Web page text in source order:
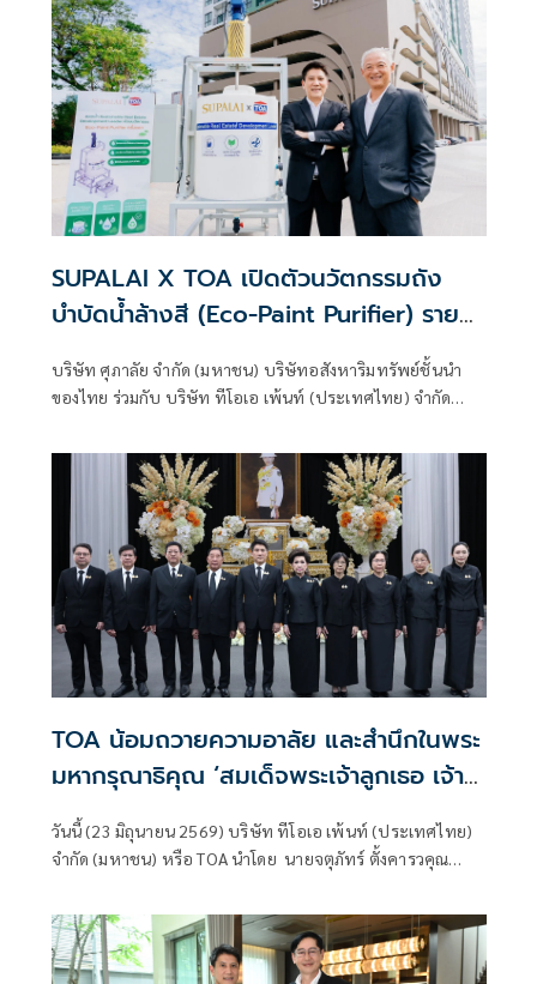
โครงการและวิทยานิพนธ์ของนิสิตจุฬาฯ ครั้งแรกใน
ประเทศไทย จาก 5 คณะชั้นนำ
SUPALAI X TOA เปิดตัวนวัตกรรมถัง
บำบัดน้ำล้างสี (Eco-Paint Purifier) ราย
ผู้นำ Sustainable Real Estate
บริษัท ศุภาลัย จำกัด (มหาชน) บริษัทอสังหาริมทรัพย์ชั้นนำ
ของไทย ร่วมกับ บริษัท ทีโอเอ เพ้นท์ (ประเทศไทย) จำกัด
ของไทย เคมีภัณฑ์ก่อสร้าง และวัสดุก่อสร้างครบวงจร ตอกย้ำ
เป้าหมาย Sustainable Real Estate Development Leader
ตามแนวคิด ESG มุ่งเน้นศึกษาวิจัยและพัฒนานวัตกรรมที่อยู่
อาศัยเป็นมิตรต่อสิ่งแวดล้อมและสังคม ด้วยนวัตกรรม ‘ถังบำบัด
น้ำล้างสี Eco-Paint Purifier’ สำหรับการจัดการน้ำเสียที่เกิด
ภายในโครงการขณะก่อสร้างอาคารขึ้นเป็นครั้งแรก โดยเริ่ม
นำร่องใช้งานในโครงการคอนโดมิเนียมใหม่ของศุภาลัย นับเป็น
บริษัทอสังหาริมทรัพย์รายแรกที่ขับเคลื่อนนวัตกรรมการจัดการ
น้ำเสียจากงานสี เพื่อยกระดับการก่อสร้างที่เป็นมิตรต่อสิ่ง
แวดล้อม
TOA น้อมถวายความอาลัย และสำนึกในพระ
มหากรุณาธิคุณ ‘สมเด็จพระเจ้าลูกเธอ เจ้า
ฟ้าพัชรกิติยาภา นเรนทิราเทพยวดี กรม
หลวงราชสาริณีสิริพัชร มหาวัชรราชธิดา’
วันนี้ (23 มิถุนายน 2569) บริษัท ทีโอเอ เพ้นท์ (ประเทศไทย)
จำกัด (มหาชน) หรือ TOA นำโดย นายจตุภัทร์ ตั้งคารวคุณ
ก่อตั้งบริษัทฯ และ นางละออ ตั้งคารวคุณ รองประธานผู้ก่อตั้ง
บริษัทฯ พร้อมด้วยคณะผู้บริหารและพนักงาน ร่วมพิธีน้อม
ถวายความอาลัยและสำนึกในพระมหากรุณาธิคุณเบื้องหน้า